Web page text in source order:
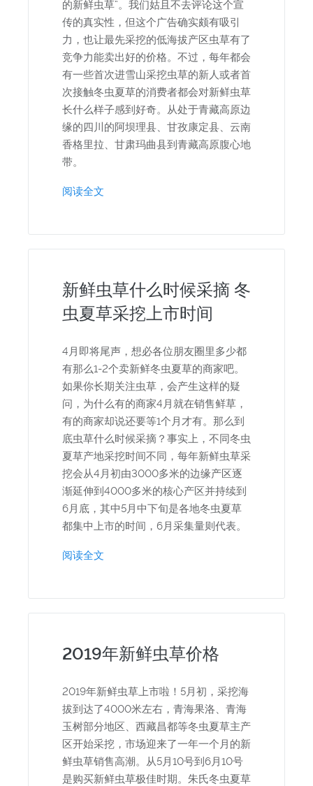
的新鲜虫草”。我们姑且不去评论这个宣
传的真实性，但这个广告确实颇有吸引
力，也让最先采挖的低海拔产区虫草有了
竞争力能卖出好的价格。不过，每年都会
有一些首次进雪山采挖虫草的新人或者首
次接触冬虫夏草的消费者都会对新鲜虫草
长什么样子感到好奇。从处于青藏高原边
缘的四川的阿坝理县、甘孜康定县、云南
香格里拉、甘肃玛曲县到青藏高原腹心地
带。
阅读全文
新鲜虫草什么时候采摘 冬
虫夏草采挖上市时间
4月即将尾声，想必各位朋友圈里多少都
有那么1-2个卖新鲜冬虫夏草的商家吧。
如果你长期关注虫草，会产生这样的疑
问，为什么有的商家4月就在销售鲜草，
有的商家却说还要等1个月才有。那么到
底虫草什么时候采摘？事实上，不同冬虫
夏草产地采挖时间不同，每年新鲜虫草采
挖会从4月初由3000多米的边缘产区逐
渐延伸到4000多米的核心产区并持续到
6月底，其中5月中下旬是各地冬虫夏草
都集中上市的时间，6月采集量则代表。
阅读全文
2019年新鲜虫草价格
2019年新鲜虫草上市啦！5月初，采挖海
拔到达了4000米左右，青海果洛、青海
玉树部分地区、西藏昌都等冬虫夏草主产
区开始采挖，市场迎来了一年一个月的新
鲜虫草销售高潮。从5月10号到6月10号
是购买新鲜虫草极佳时期。朱氏冬虫夏草